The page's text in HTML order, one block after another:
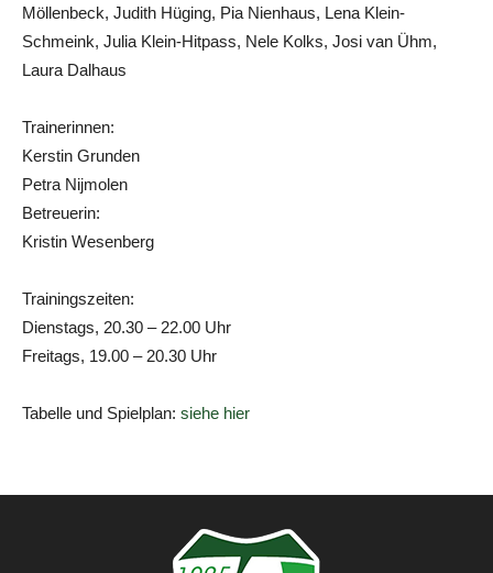
Möllenbeck, Judith Hüging, Pia Nienhaus, Lena Klein-
Schmeink, Julia Klein-Hitpass, Nele Kolks, Josi van Ühm,
Laura Dalhaus
Trainerinnen:
Kerstin Grunden
Petra Nijmolen
Betreuerin:
Kristin Wesenberg
Trainingszeiten:
Dienstags, 20.30 – 22.00 Uhr
Freitags, 19.00 – 20.30 Uhr
Tabelle und Spielplan: siehe hier